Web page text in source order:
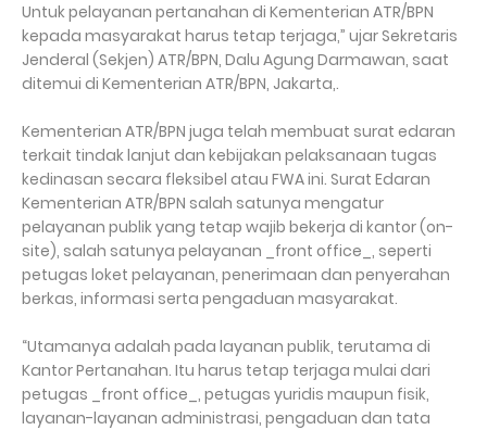
Untuk pelayanan pertanahan di Kementerian ATR/BPN
kepada masyarakat harus tetap terjaga,” ujar Sekretaris
Jenderal (Sekjen) ATR/BPN, Dalu Agung Darmawan, saat
ditemui di Kementerian ATR/BPN, Jakarta,.
Kementerian ATR/BPN juga telah membuat surat edaran
terkait tindak lanjut dan kebijakan pelaksanaan tugas
kedinasan secara fleksibel atau FWA ini. Surat Edaran
Kementerian ATR/BPN salah satunya mengatur
pelayanan publik yang tetap wajib bekerja di kantor (on-
site), salah satunya pelayanan _front office_, seperti
petugas loket pelayanan, penerimaan dan penyerahan
berkas, informasi serta pengaduan masyarakat.
“Utamanya adalah pada layanan publik, terutama di
Kantor Pertanahan. Itu harus tetap terjaga mulai dari
petugas _front office_, petugas yuridis maupun fisik,
layanan-layanan administrasi, pengaduan dan tata